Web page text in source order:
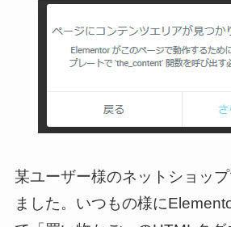
某ユーザー様のネットショッ
ました。いつもの様に